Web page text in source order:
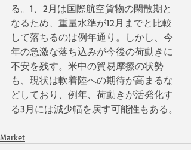
る。1、2月は国際航空貨物の閑散期と
なるため、重量水準が12月までと比較
して落ちるのは例年通り。しかし、今
年の急激な落ち込みが今後の荷動きに
不安を残す。米中の貿易摩擦の状勢
も、現状は軟着陸への期待が高まるな
どしており、例年、荷動きが活発化す
る3月には減少幅を戻す可能性もある。
Market